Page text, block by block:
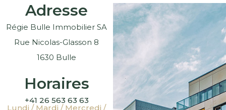
Adresse
Régie Bulle Immobilier SA
Rue Nicolas-Glasson 8
1630 Bulle
Horaires
+41 26 563 63 63
Lundi / Mardi / Mercredi /